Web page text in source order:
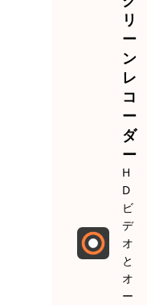
リ
ー
ン
レ
コ
ー
ダ
ー
H
D
ビ
デ
オ
と
オ
ー